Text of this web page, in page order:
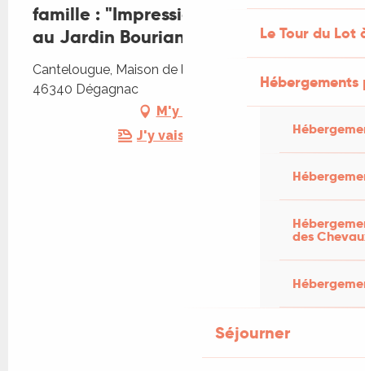
Le Tour du Lot
des
Séjourner
famille : "Impressions végétales"
au Jardin Bourian
Cantelougue, Maison de la Nature, Cantelougue,
46340 Dégagnac
M'y rendre
J'y vais en train !